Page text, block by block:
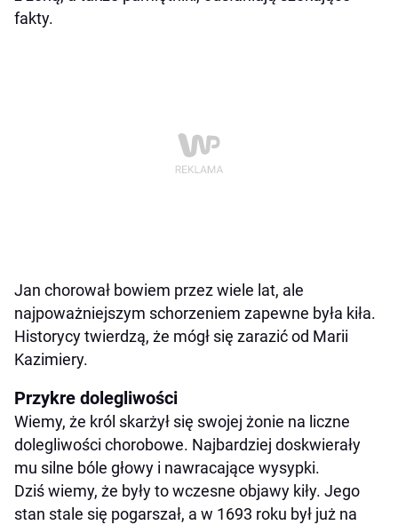
fakty.
Jan chorował bowiem przez wiele lat, ale
najpoważniejszym schorzeniem zapewne była kiła.
Historycy twierdzą, że mógł się zarazić od Marii
Kazimiery.
Przykre dolegliwości
Wiemy, że król skarżył się swojej żonie na liczne
dolegliwości chorobowe. Najbardziej doskwierały
mu silne bóle głowy i nawracające wysypki.
Dziś wiemy, że były to wczesne objawy kiły. Jego
stan stale się pogarszał, a w 1693 roku był już na